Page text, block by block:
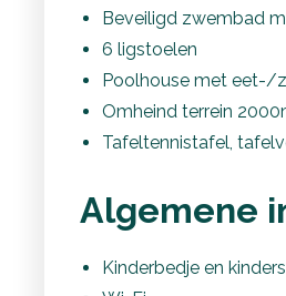
Beveiligd zwembad
6 ligstoelen
Poolhouse met eet-/
Omheind terrein
Tafeltennistafel,
Algemene
Kinderbedje en